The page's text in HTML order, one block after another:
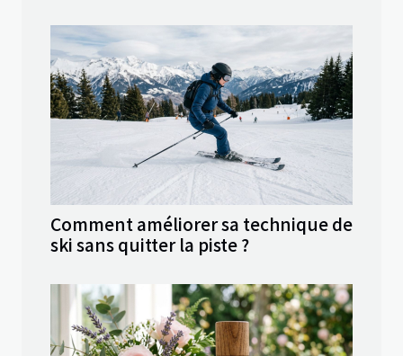
Comment améliorer sa technique de
ski sans quitter la piste ?